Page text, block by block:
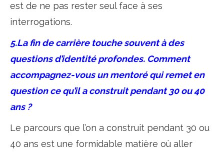
est de ne pas rester seul face à ses
interrogations.
5.La fin de carrière touche souvent à des
questions d’identité profondes. Comment
accompagnez-vous un mentoré qui remet en
question ce qu’il a construit pendant 30 ou 40
ans ?
Le parcours que l’on a construit pendant 30 ou
40 ans est une formidable matière où aller